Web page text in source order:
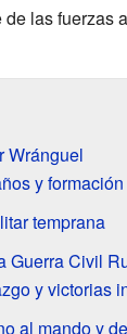
las fuerzas
Wránguel
y formación
temprana
Guerra Civil
y victorias
al mando y